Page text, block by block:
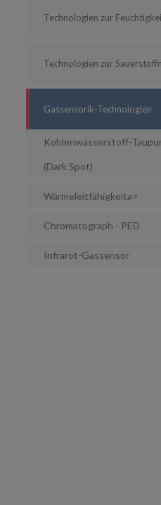
Technologien zur
Technologien zur
Gassensorik-Technologien
Kohlenwasserstoff-
(Dark Spot)
Wärmeleitfähigkeita>
Chromatograph - PED
Infrarot-Gassensor